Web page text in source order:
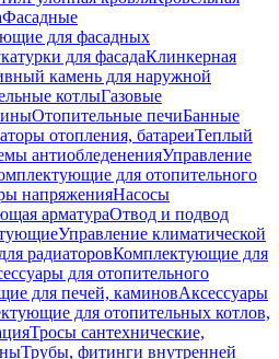
Фасадные
для фасадных
для фасадаКлинкерная
камень для наружной
котлыГазовые
Отопительные печиБанные
отопления, батареиТеплый
антиобледененияУправление
для отопительного
напряженияНасосы
арматураОтвод и подвод
Управление климатической
радиаторовКомплектующие для
для отопительного
для печей, каминовАксессуары
для отопительных котлов,
Тросы сантехнические,
Трубы, фитинги внутренней